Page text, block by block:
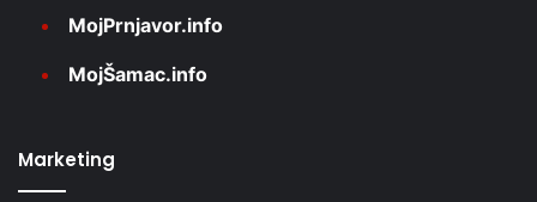
MojPrnjavor.info
MojŠamac.info
Marketing